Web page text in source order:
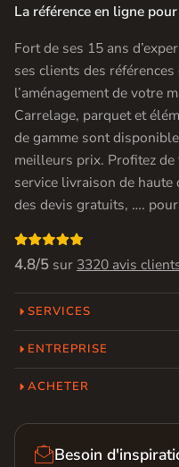
La référence en ligne
Fort de ses 15 ans
ses clients des
l’aménagement de votre
Carrelage, parquet et
de gamme sont
meilleurs prix. Profitez
service livraison de
des devis gratuits, ….

4.8/5 sur 3320 avis
SERVICES
ENTREPRISE
ACHETER
Besoin